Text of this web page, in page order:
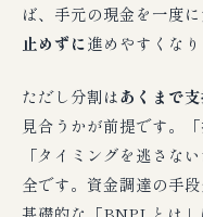
ば、手元の現金を一度に
止めずに進めやすくなり
ただし分割はあくまで
見合うかが前提です。
「タイミングを逃さな
全です。資金調達の手